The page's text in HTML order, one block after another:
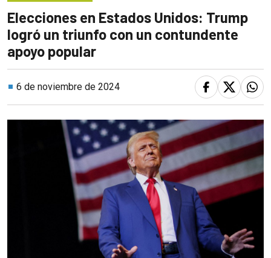
Elecciones en Estados Unidos: Trump
logró un triunfo con un contundente
apoyo popular
6 de noviembre de 2024